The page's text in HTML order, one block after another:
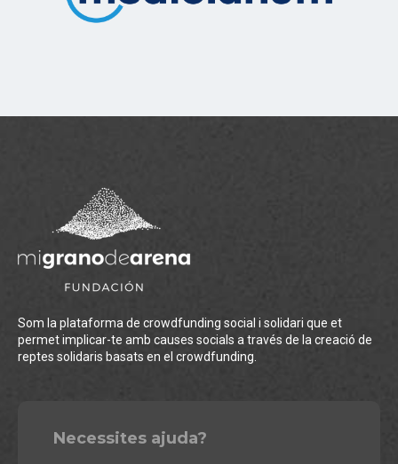
Som la plataforma de crowdfunding social i solidari que et
permet implicar-te amb causes socials a través de la creació de
reptes solidaris basats en el crowdfunding.
Necessites ajuda?